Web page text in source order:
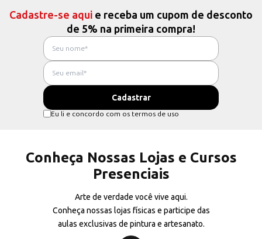
Cadastre-se aqui e receba um cupom de desconto
de 5% na primeira compra!
Eu li e concordo com os termos de uso
Conheça Nossas Lojas e Cursos
Presenciais
Arte de verdade você vive aqui.
Conheça nossas lojas físicas e participe das
aulas exclusivas de pintura e artesanato.